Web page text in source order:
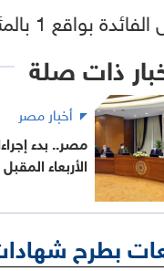
عام يؤدي إلى زيادة فوائد الدين العام في الموازنة العامة بواقع 28 مليار جنيه".
ذات صلة
أخبار مصر
مصر.. بدء
الأربعاء المقبل
بطرح شهادات